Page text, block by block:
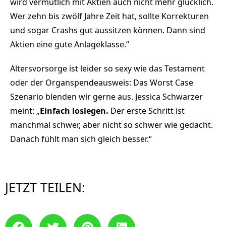
Wer zehn bis zwölf Jahre Zeit hat, sollte Korrekturen
und sogar Crashs gut aussitzen können. Dann sind
Aktien eine gute Anlageklasse.“
Altersvorsorge ist leider so sexy wie das Testament
oder der Organspendeausweis: Das Worst Case
Szenario blenden wir gerne aus. Jessica Schwarzer
meint: „Einfach loslegen. Der erste Schritt ist
manchmal schwer, aber nicht so schwer wie gedacht.
Danach fühlt man sich gleich besser.“
JETZT TEILEN: